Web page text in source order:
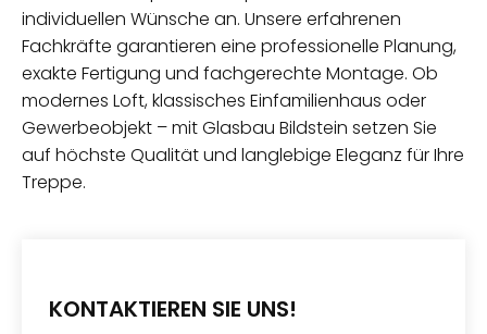
individuellen Wünsche an. Unsere erfahrenen
Fachkräfte garantieren eine professionelle Planung,
exakte Fertigung und fachgerechte Montage. Ob
modernes Loft, klassisches Einfamilienhaus oder
Gewerbeobjekt – mit Glasbau Bildstein setzen Sie
auf höchste Qualität und langlebige Eleganz für Ihre
Treppe.
KONTAKTIEREN SIE UNS!